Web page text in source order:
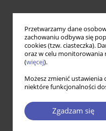
Przetwarzamy dane
zachowaniu odbywa się
cookies (tzw. ciasteczka).
oraz w celu monitorowania
(więcej).
Możesz zmienić ustawienia
niektóre funkcjonalności
Zgadzam się